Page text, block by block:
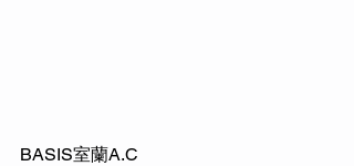
BASIS室蘭A.C